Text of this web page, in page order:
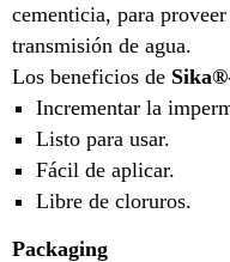
cementicia, para
transmisión de agua.
Los beneficios de
Incrementar la
Listo para usar.
Fácil de aplicar.
Libre de cloruros.
Packaging